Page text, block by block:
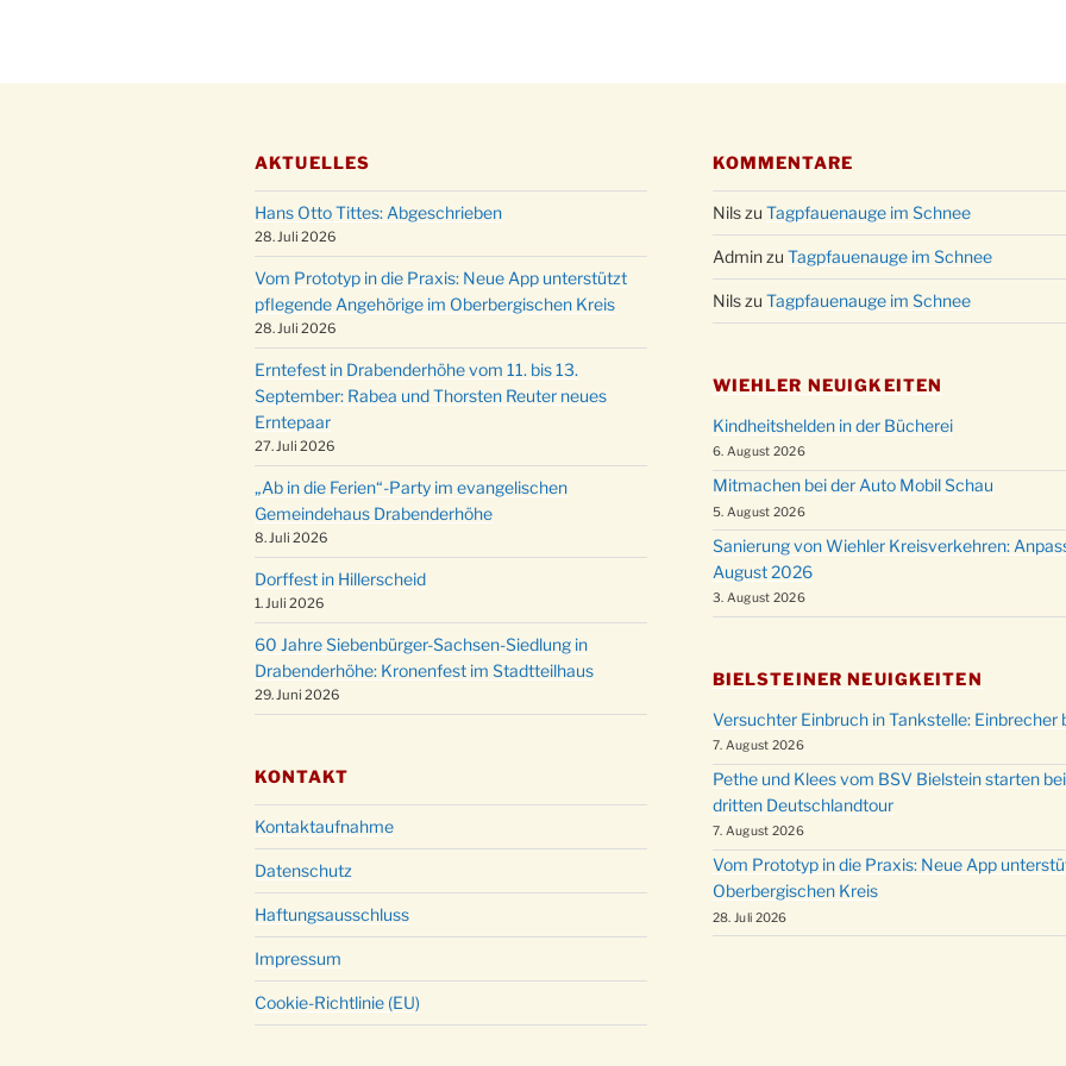
03.12.
20.12.
in der
24.12.
24.12.
24.12.
31.12.
AKTUELLES
Hans Otto Tittes: Abgeschrieben
28. Juli 2026
Vom Prototyp in die Praxis: Neue App unterstützt
pflegende Angehörige im Oberbergischen Kreis
28. Juli 2026
Erntefest in Drabenderhöhe vom 11. bis 13.
September: Rabea und Thorsten Reuter neues
Erntepaar
27. Juli 2026
„Ab in die Ferien“-Party im evangelischen
Gemeindehaus Drabenderhöhe
8. Juli 2026
Dorffest in Hillerscheid
1. Juli 2026
60 Jahre Siebenbürger-Sachsen-Siedlung in
Drabenderhöhe: Kronenfest im Stadtteilhaus
29. Juni 2026
KONTAKT
Kontaktaufnahme
Datenschutz
Haftungsausschluss
Impressum
Cookie-Richtlinie (EU)
KOMMENTARE
Nilszu Tagpfauenauge im Schnee
Adminzu Tagpfauenauge im Schnee
Nilszu Tagpfauenauge im Schnee
WIEHLER NEUIGKEITEN
Kindheitshelden in der Bücherei
6. August 2026
Mitmachen bei der Auto Mobil Schau
5. August 2026
Sanierung von Wiehler Kreisverkehren:
August 2026
3. August 2026
BIELSTEINER NEUIGKEITEN
Versuchter Einbruch in Tankstelle:
7. August 2026
Pethe und Klees vom BSV Bielstein starten
dritten Deutschlandtour
7. August 2026
Vom Prototyp in die Praxis: Neue App
Oberbergischen Kreis
28. Juli 2026